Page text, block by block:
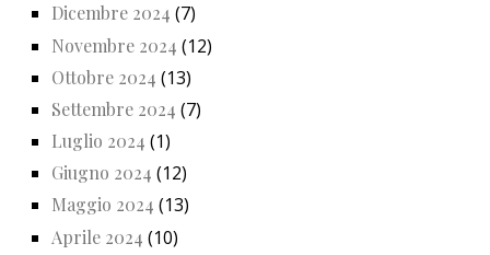
Dicembre 2024 (7)
Novembre 2024 (12)
Ottobre 2024 (13)
Settembre 2024 (7)
Luglio 2024 (1)
Giugno 2024 (12)
Maggio 2024 (13)
Aprile 2024 (10)